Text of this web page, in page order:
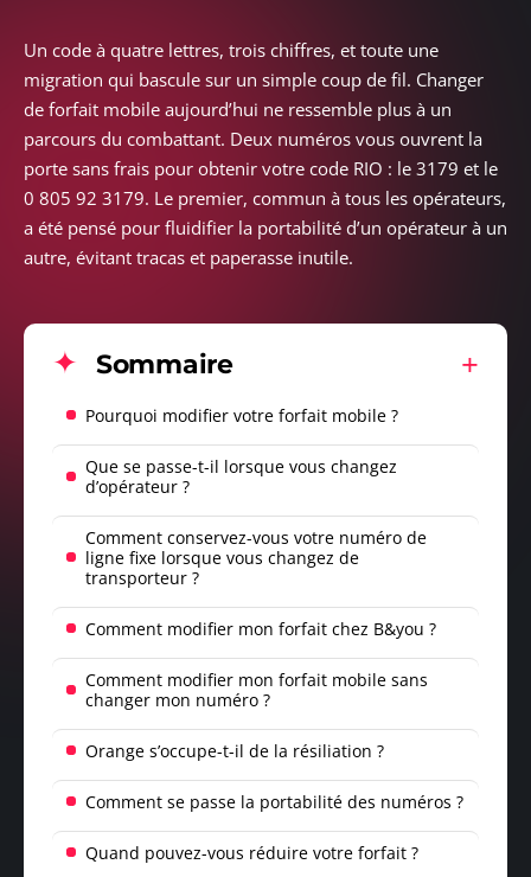
Un code à quatre lettres, trois chiffres, et toute une
migration qui bascule sur un simple coup de fil. Changer
de forfait mobile aujourd’hui ne ressemble plus à un
parcours du combattant. Deux numéros vous ouvrent la
porte sans frais pour obtenir votre code RIO : le 3179 et le
0 805 92 3179. Le premier, commun à tous les opérateurs,
a été pensé pour fluidifier la portabilité d’un opérateur à un
autre, évitant tracas et paperasse inutile.
Sommaire
Pourquoi modifier votre forfait mobile ?
Que se passe-t-il lorsque vous changez
d’opérateur ?
Comment conservez-vous votre numéro de
ligne fixe lorsque vous changez de
transporteur ?
Comment modifier mon forfait chez B&you ?
Comment modifier mon forfait mobile sans
changer mon numéro ?
Orange s’occupe-t-il de la résiliation ?
Comment se passe la portabilité des numéros ?
Quand pouvez-vous réduire votre forfait ?